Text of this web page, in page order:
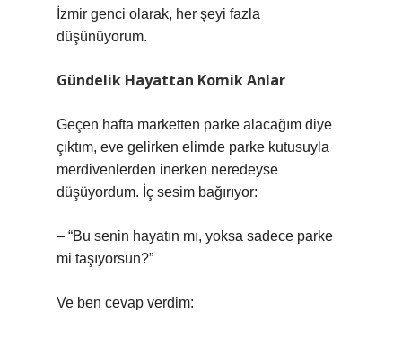
İzmir genci olarak, her şeyi fazla
düşünüyorum.
Gündelik Hayattan Komik Anlar
Geçen hafta marketten parke alacağım diye
çıktım, eve gelirken elimde parke kutusuyla
merdivenlerden inerken neredeyse
düşüyordum. İç sesim bağırıyor:
– “Bu senin hayatın mı, yoksa sadece parke
mi taşıyorsun?”
Ve ben cevap verdim: